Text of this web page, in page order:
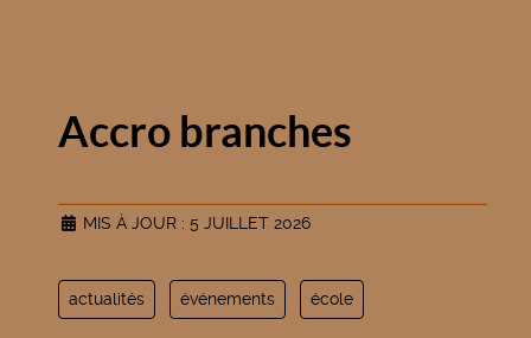
Accro branches
MIS À JOUR : 5 JUILLET 2026
actualités événements école